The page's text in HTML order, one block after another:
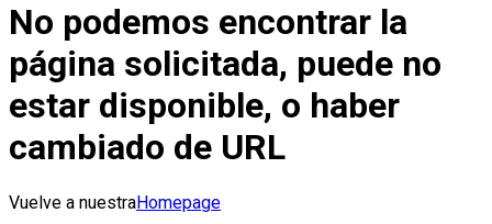
No podemos encontrar la
página solicitada, puede no
estar disponible, o haber
cambiado de URL
Vuelve a nuestraHomepage